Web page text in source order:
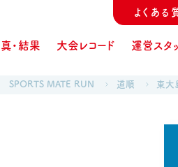
よくある
・結果 大会レコード 運営スタ
SPORTS MATE RUN 道順 東大